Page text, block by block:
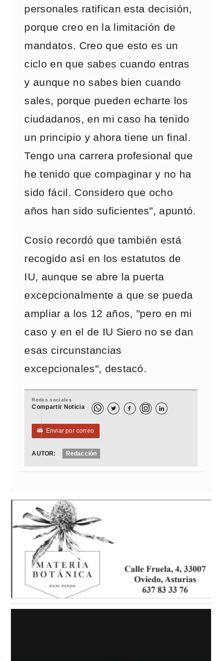
personales ratifican esta decisión,
porque creo en la limitación de
mandatos. Creo que esto es un
ciclo en que sabes cuando entras
y aunque no sabes bien cuando
sales, porque pueden echarte los
ciudadanos, en mi caso ha tenido
un principio y ahora tiene un final.
Tengo una carrera profesional que
he tenido que compaginar y no ha
sido fácil. Considero que ocho
años han sido suficientes", apuntó.
Cosío recordó que también está
recogido así en los estatutos de
IU, aunque se abre la puerta
excepcionalmente a que se pueda
ampliar a los 12 años, "pero en mi
caso y en el de IU Siero no se dan
esas circunstancias
excepcionales", destacó.
Redes sociales
Compartir Noticia   
✉ Enviar por correo
AUTOR: Redacción